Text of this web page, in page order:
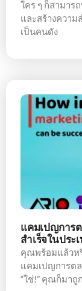
ใคร ๆ ก็สามาร
และสร้างความ
เป็นคนดัง
แคมเปญการ
สำเร็จในประ
คุณพร้อมแล้วห
แคมเปญการต
“ใช่!” คุณก็มาถู